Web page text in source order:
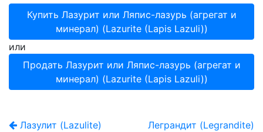
Купить Лазурит или Ляпис-лазурь (агрегат и
минерал) (Lazurite (Lapis Lazuli))
или
Продать Лазурит или Ляпис-лазурь (агрегат и
минерал) (Lazurite (Lapis Lazuli))
Лазулит (Lazulite) Леграндит (Legrandite)